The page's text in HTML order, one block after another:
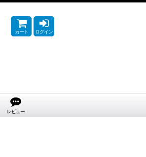
カート ログイン
レビュー